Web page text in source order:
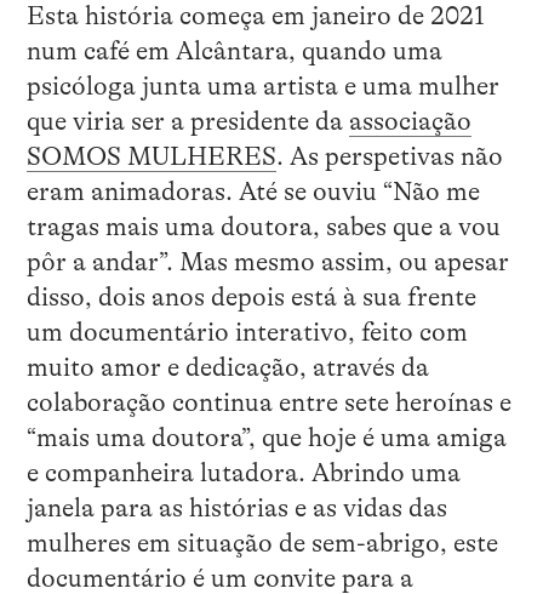
Esta história começa em janeiro de 2021
num café em Alcântara, quando uma
psicóloga junta uma artista e uma mulher
que viria ser a presidente da associação
SOMOS MULHERES. As perspetivas não
eram animadoras. Até se ouviu “Não me
tragas mais uma doutora, sabes que a vou
pôr a andar”. Mas mesmo assim, ou apesar
disso, dois anos depois está à sua frente
um documentário interativo, feito com
muito amor e dedicação, através da
colaboração continua entre sete heroínas e
“mais uma doutora”, que hoje é uma amiga
e companheira lutadora. Abrindo uma
janela para as histórias e as vidas das
mulheres em situação de sem-abrigo, este
documentário é um convite para a